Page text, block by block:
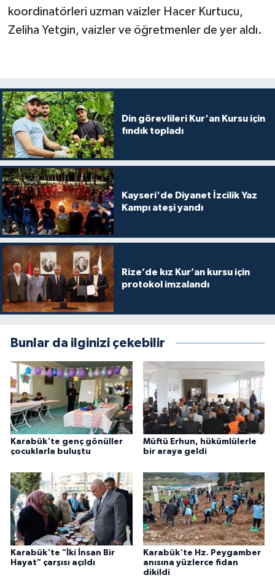
koordinatörleri uzman vaizler Hacer Kurtucu,
Zeliha Yetgin, vaizler ve öğretmenler de yer aldı.
Din görevlileri Kur'an Kursu için
fındık topladı
Kayseri'de Diyanet İzcilik Yaz
Kampı ateşi yandı
Rize’de kız Kur’an kursu için
protokol imzalandı
Bunlar da ilginizi çekebilir
Karabük'te genç gönüller
çocuklarla buluştu
Müftü Erhun, hükümlülerle
bir araya geldi
Karabük'te "İki İnsan Bir
Hayat" çarşısı açıldı
Karabük'te Hz. Peygamber
anısına yüzlerce fidan
dikildi
Giresun Müftülüğü
Hatay Müftülüğü
Iğdır Müftülüğü
Isparta Müftülüğü
İstanbul Müftülüğü
İzmir Müftülüğü
Kahramanmaraş Müftülüğü
Karabük Müftülüğü
Kars Müftülüğü
Kastamonu Müftülüğü
Kayseri Müftülüğü
Kilis Müftülüğü
Kırıkkale Müftülüğü
Kırklareli Müftülüğü
Kırşehir Müftülüğü